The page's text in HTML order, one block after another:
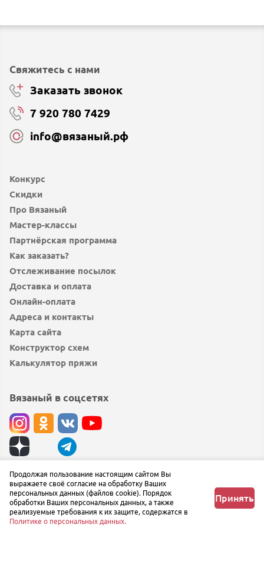
Конкурс
Скидки
Про Вязаный
Мастер-классы
Партнёрская программа
Как заказать?
Отслеживание посылок
Доставка и оплата
Онлайн-оплата
Адреса и контакты
Карта сайта
Конструктор схем
Калькулятор пряжи
Свяжитесь с нами
Заказать звонок
7 920 780 7429
info@вязаный.рф
Вязаный в соцсетях
© вязаный.рф 2019 — 2026
Сообщить об ошибке
Продолжая пользование настоящим сайтом Вы
выражаете своё согласие на обработку Ваших
персональных данных (файлов cookie). Порядок
обработки Ваших персональных данных, а также
реализуемые требования к их защите, содержатся в
Политике о персональных данных.
Принять